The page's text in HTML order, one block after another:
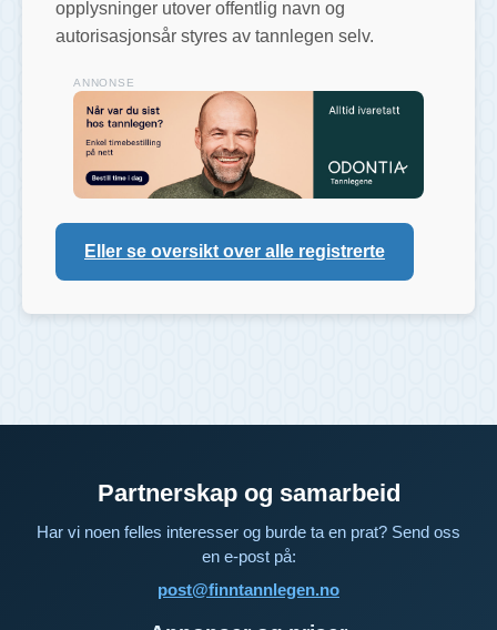
opplysninger utover offentlig navn og
autorisasjonsår styres av tannlegen selv.
ANNONSE
Eller se oversikt over alle registrerte
Partnerskap og samarbeid
Har vi noen felles interesser og burde ta en prat? Send oss
en e-post på:
post@finntannlegen.no